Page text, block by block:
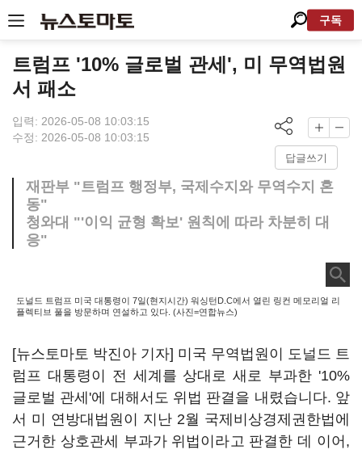
구독
트럼프 '10% 글로벌 관세', 미 무역법원
서 패소
입력: 2026-05-08 10:03:15
수정: 2026-05-08 10:03:15
답글쓰기
재판부 "트럼프 행정부, 국제수지와 무역수지 혼
동"
청와대 "'이익 균형 확보' 원칙에 따라 차분히 대
응"
도널드 트럼프 미국 대통령이 7일(현지시간) 워싱턴D.C에서 열린 링컨 메모리얼 리
플렉티브 풀을 방문하며 연설하고 있다. (사진=연합뉴스)
[뉴스토마토 박진아 기자] 미국 무역법원이 도널드 트
럼프 대통령이 전 세계를 상대로 새로 부과한 '10%
글로벌 관세'에 대해서도 위법 판결을 내렸습니다. 앞
서 미 연방대법원이 지난 2월 국제비상경제권한법에
근거한 상호관세 부과가 위법이라고 판결한 데 이어,